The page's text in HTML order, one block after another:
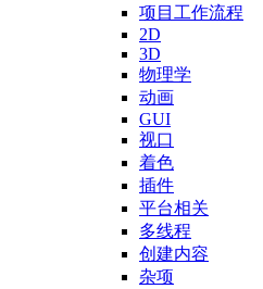
项目工作流程
2D
3D
物理学
动画
GUI
视口
着色
插件
平台相关
多线程
创建内容
杂项